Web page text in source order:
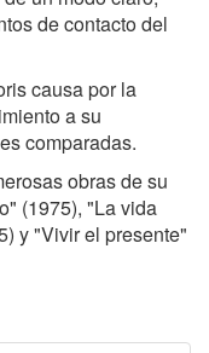
de contacto del
causa por la
a su
comparadas.
obras de su
(1975), "La vida
y "Vivir el presente"